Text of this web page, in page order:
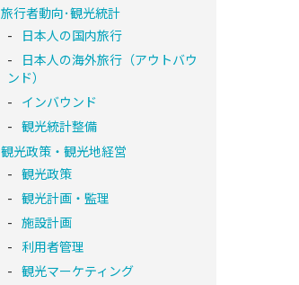
旅行者動向･観光統計
日本人の国内旅行
日本人の海外旅行（アウトバウ
ンド）
インバウンド
観光統計整備
観光政策・観光地経営
観光政策
観光計画・監理
施設計画
利用者管理
観光マーケティング